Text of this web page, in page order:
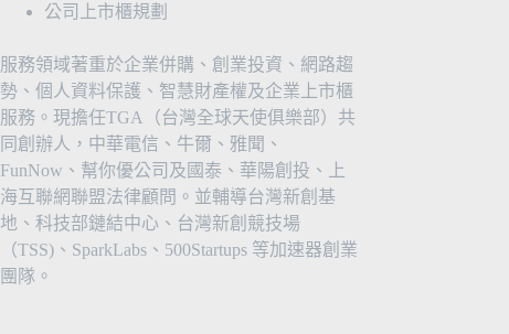
公司上市櫃規劃
服務領域著重於企業併購、創業投資、網路趨
勢、個人資料保護、智慧財產權及企業上市櫃
服務。現擔任TGA（台灣全球天使俱樂部）共
同創辦人，中華電信、牛爾、雅聞、
FunNow、幫你優公司及國泰、華陽創投、上
海互聯網聯盟法律顧問。並輔導台灣新創基
地、科技部鏈結中心、台灣新創競技場
（TSS)、SparkLabs、500Startups 等加速器創業
團隊。